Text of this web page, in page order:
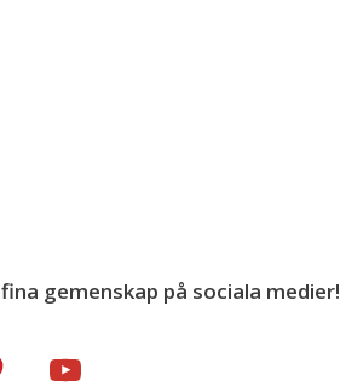
gemenskap på sociala medier!